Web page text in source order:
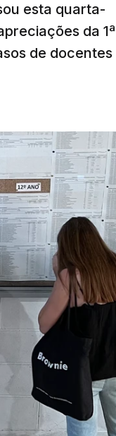
esta quarta-
da 1ª
de docentes